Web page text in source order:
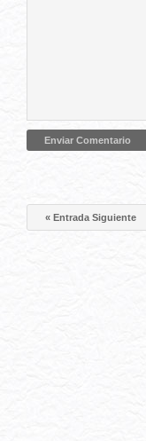
« Entrada Siguiente